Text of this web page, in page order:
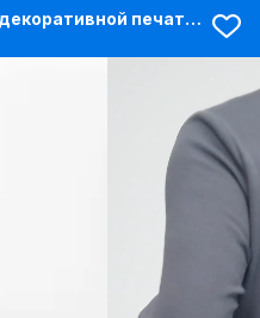
Трикотажное платье с декоративной печатью и сборкой по верхнему срезу